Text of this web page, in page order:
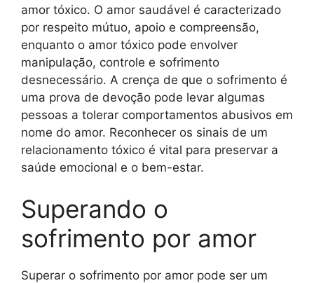
amor tóxico. O amor saudável é caracterizado
por respeito mútuo, apoio e compreensão,
enquanto o amor tóxico pode envolver
manipulação, controle e sofrimento
desnecessário. A crença de que o sofrimento é
uma prova de devoção pode levar algumas
pessoas a tolerar comportamentos abusivos em
nome do amor. Reconhecer os sinais de um
relacionamento tóxico é vital para preservar a
saúde emocional e o bem-estar.
Superando o
sofrimento por amor
Superar o sofrimento por amor pode ser um